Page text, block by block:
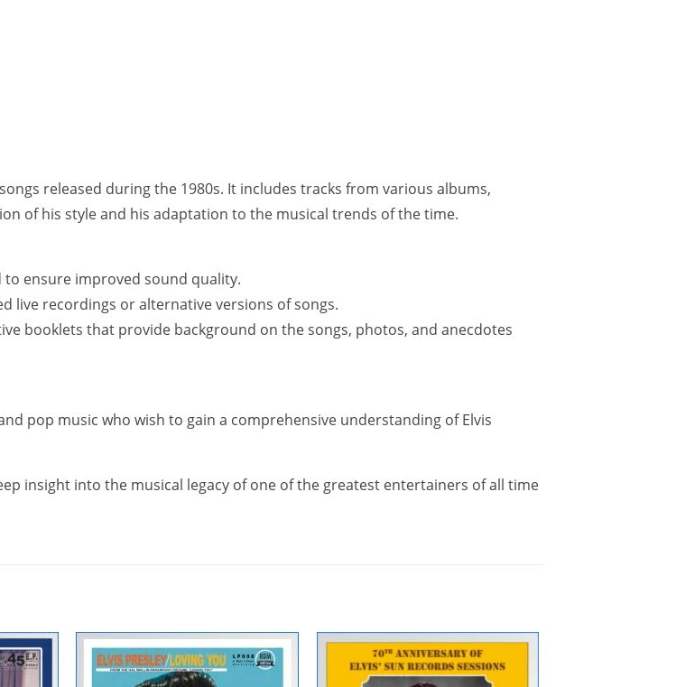
released during the 1980s. It includes tracks from various albums,
of his style and his adaptation to the musical trends of the time.
ensure improved sound quality.
live recordings or alternative versions of songs.
booklets that provide background on the songs, photos, and anecdotes
pop music who wish to gain a comprehensive understanding of Elvis
insight into the musical legacy of one of the greatest entertainers of all time
Zur